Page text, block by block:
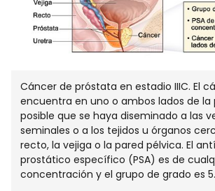
Cáncer de próstata en estadio IIIC. El
encuentra en uno o ambos lados de la
posible que se haya diseminado a las
seminales o a los tejidos u órganos
recto, la vejiga o la pared pélvica. El
prostático específico (PSA) es de
concentración y el grupo de grado es 5.